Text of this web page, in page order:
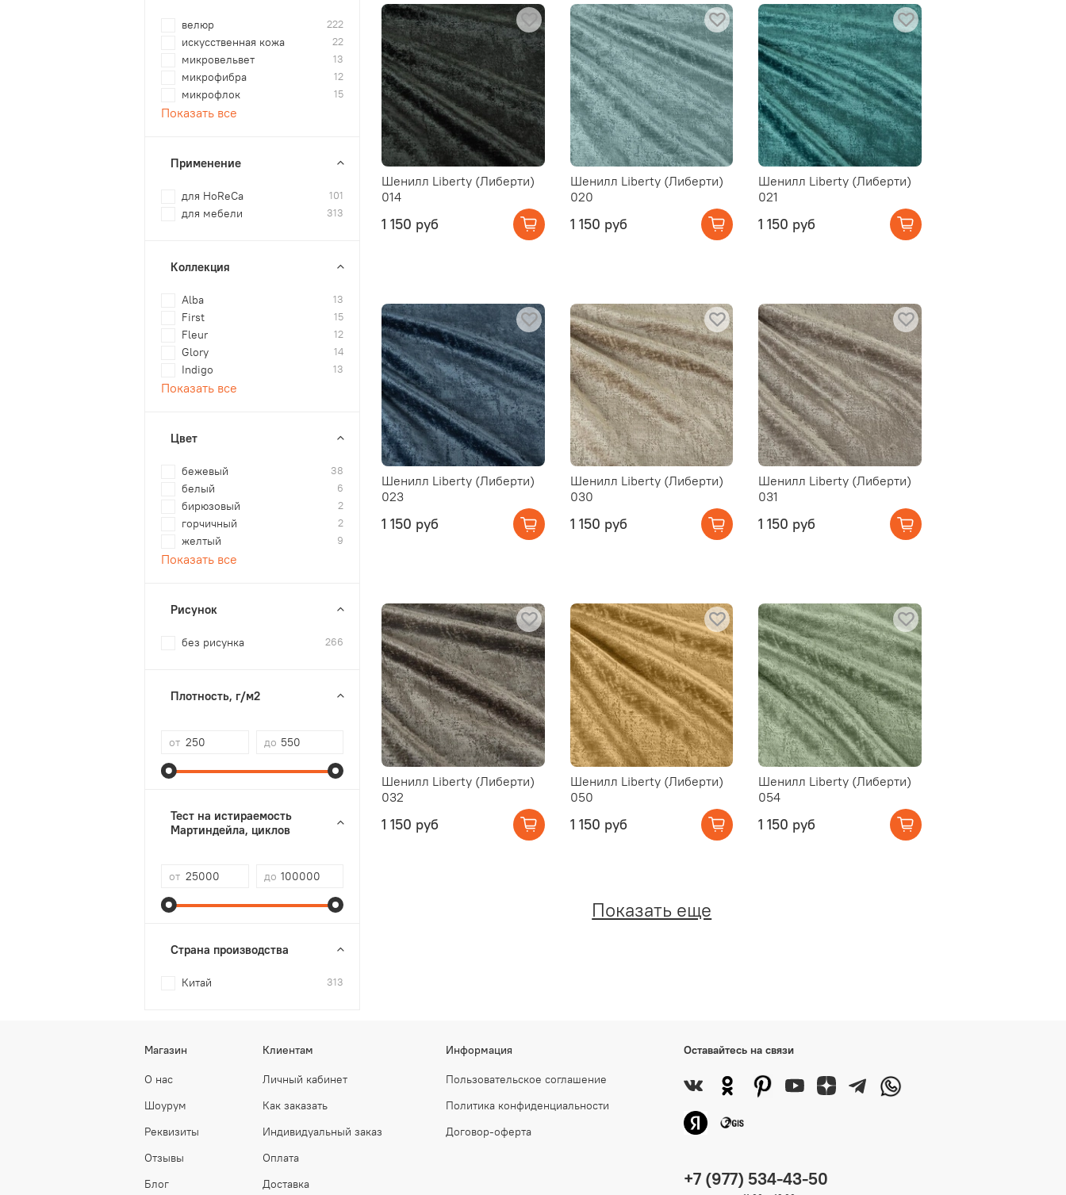
Шенилл Liberty (Либерти)
014
1 150 руб
Шенилл Liberty (Либерти)
020
1 150 руб
Шенилл Liberty (Либерти)
021
1 150 руб
Шенилл Liberty (Либерти)
023
1 150 руб
Шенилл Liberty (Либерти)
030
1 150 руб
Шенилл Liberty (Либерти)
031
1 150 руб
Шенилл Liberty (Либерти)
032
1 150 руб
Шенилл Liberty (Либерти)
050
1 150 руб
Шенилл Liberty (Либерти)
054
1 150 руб
Показать еще
велюр 222
искусственная кожа 22
микровельвет 13
микрофибра 12
микрофлок 15
Показать все
Применение
для HoReCa 101
для мебели 313
Коллекция
Alba 13
First 15
Fleur 12
Glory 14
Indigo 13
Показать все
Цвет
бежевый 38
белый 6
бирюзовый 2
горчичный 2
желтый 9
Показать все
Рисунок
без рисунка 266
Плотность, г/м2
от до
Тест на истираемость
Мартиндейла, циклов
от до
Страна производства
Китай 313
Магазин
О нас
Шоурум
Реквизиты
Отзывы
Блог
Клиентам
Личный кабинет
Как заказать
Индивидуальный заказ
Оплата
Доставка
Информация
Пользовательское соглашение
Политика конфиденциальности
Договор-оферта
Оставайтесь на связи
+7 (977) 534-43-50